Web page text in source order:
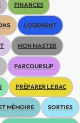
FINANCES
LOGEMENT
MON MASTER
PARCOURSUP
PRÉPARER LE BAC
MÉMOIRE SORTIES